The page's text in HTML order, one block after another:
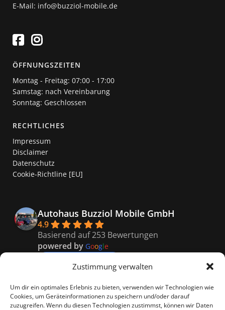
Zustimmung verwalten
Um dir ein optimales Erlebnis zu bieten, verwenden wir Technologien wie
Cookies, um Geräteinformationen zu speichern und/oder darauf
zuzugreifen. Wenn du diesen Technologien zustimmst, können wir Daten
E-Mail: info@buzziol-mobile.de
ÖFFNUNGSZEITEN
Montag - Freitag: 07:00 - 17:00
Samstag: nach Vereinbarung
Sonntag: Geschlossen
RECHTLICHES
Impressum
Disclaimer
Datenschutz
Cookie-Richtline [EU]
Autohaus Buzziol Mobile GmbH
4.9
Basierend auf 253 Bewertungen
powered by Google
Kaiser
9 months ago
Super freundliches Personal,